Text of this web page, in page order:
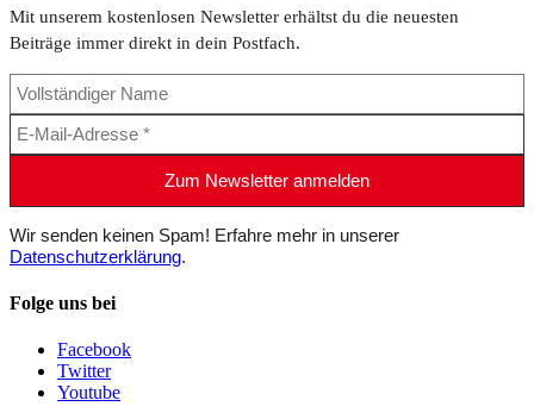
Mit unserem kostenlosen Newsletter erhältst du die neuesten
Beiträge immer direkt in dein Postfach.
Wir senden keinen Spam! Erfahre mehr in unserer
Datenschutzerklärung.
Folge uns bei
Facebook
Twitter
Youtube